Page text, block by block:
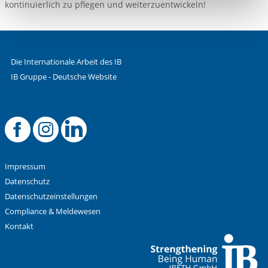
Funktionen sind. Diese Cookies setzen wir aufgrund
Einwilligung.
kontinuierlich zu pflegen und weiterzuentwickeln!
Die Internationale Arbeit des IB
IB Gruppe - Deutsche Website
Facebook IB
Instagram IB
Impressum
Datenschutz
Datenschutzeinstellungen
Compliance & Meldewesen
Kontakt